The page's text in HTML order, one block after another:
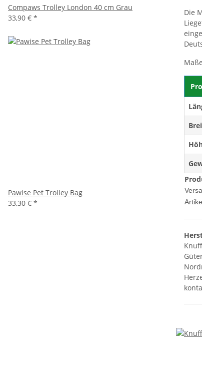
Die
Compaws Trolley London 40 cm Grau
33,90 € *
Pawise Pet Trolley Bag
33,30 € *